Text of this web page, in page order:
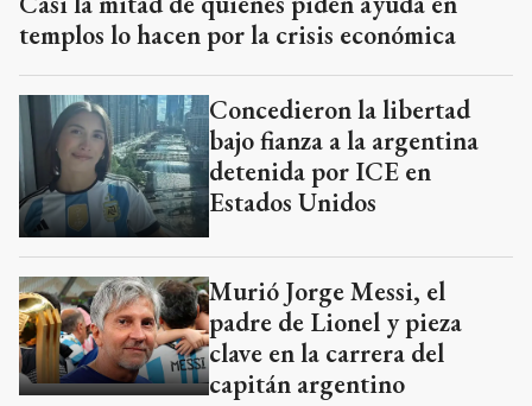
templos lo hacen por la crisis económica
Concedieron la libertad
bajo fianza a la argentina
detenida por ICE en
Estados Unidos
Murió Jorge Messi, el
padre de Lionel y pieza
clave en la carrera del
capitán argentino